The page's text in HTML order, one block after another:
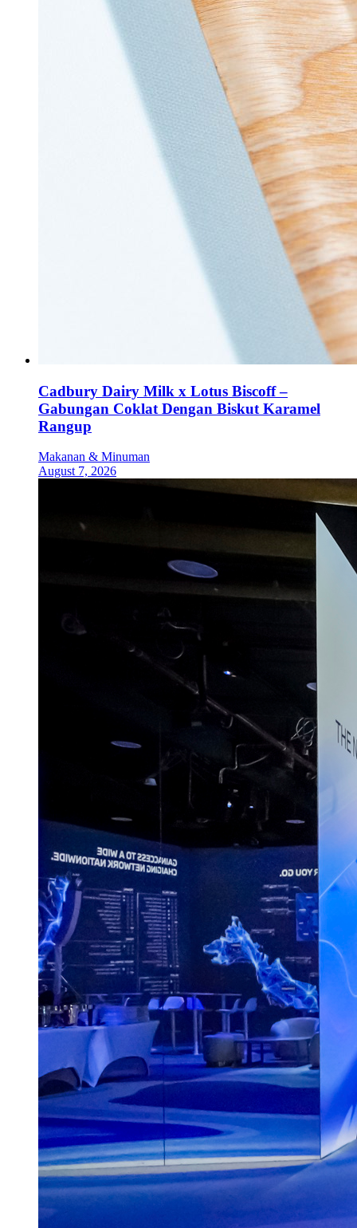
Cadbury Dairy Milk x Lotus Biscoff –
Gabungan Coklat Dengan Biskut Karamel
Rangup
Makanan & Minuman
August 7, 2026